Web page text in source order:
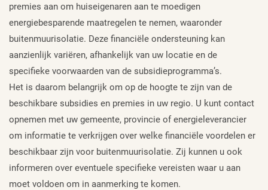
premies aan om huiseigenaren aan te moedigen
energiebesparende maatregelen te nemen, waaronder
buitenmuurisolatie. Deze financiële ondersteuning kan
aanzienlijk variëren, afhankelijk van uw locatie en de
specifieke voorwaarden van de subsidieprogramma’s.
Het is daarom belangrijk om op de hoogte te zijn van de
beschikbare subsidies en premies in uw regio. U kunt contact
opnemen met uw gemeente, provincie of energieleverancier
om informatie te verkrijgen over welke financiële voordelen er
beschikbaar zijn voor buitenmuurisolatie. Zij kunnen u ook
informeren over eventuele specifieke vereisten waar u aan
moet voldoen om in aanmerking te komen.